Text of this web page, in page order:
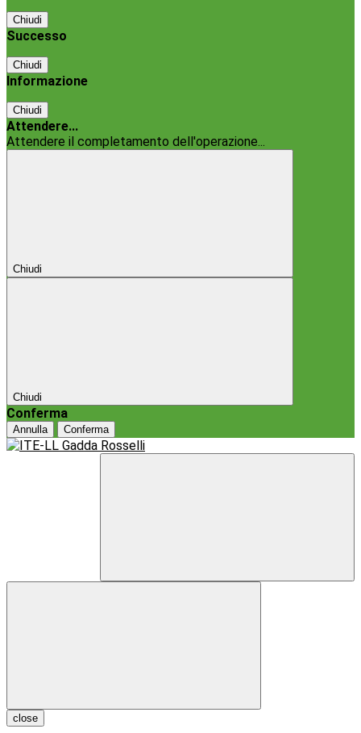
Chiudi
Successo
Chiudi
Informazione
Chiudi
Attendere...
Attendere il completamento dell'operazione...
Chiudi
Chiudi
Conferma
Annulla Conferma
close